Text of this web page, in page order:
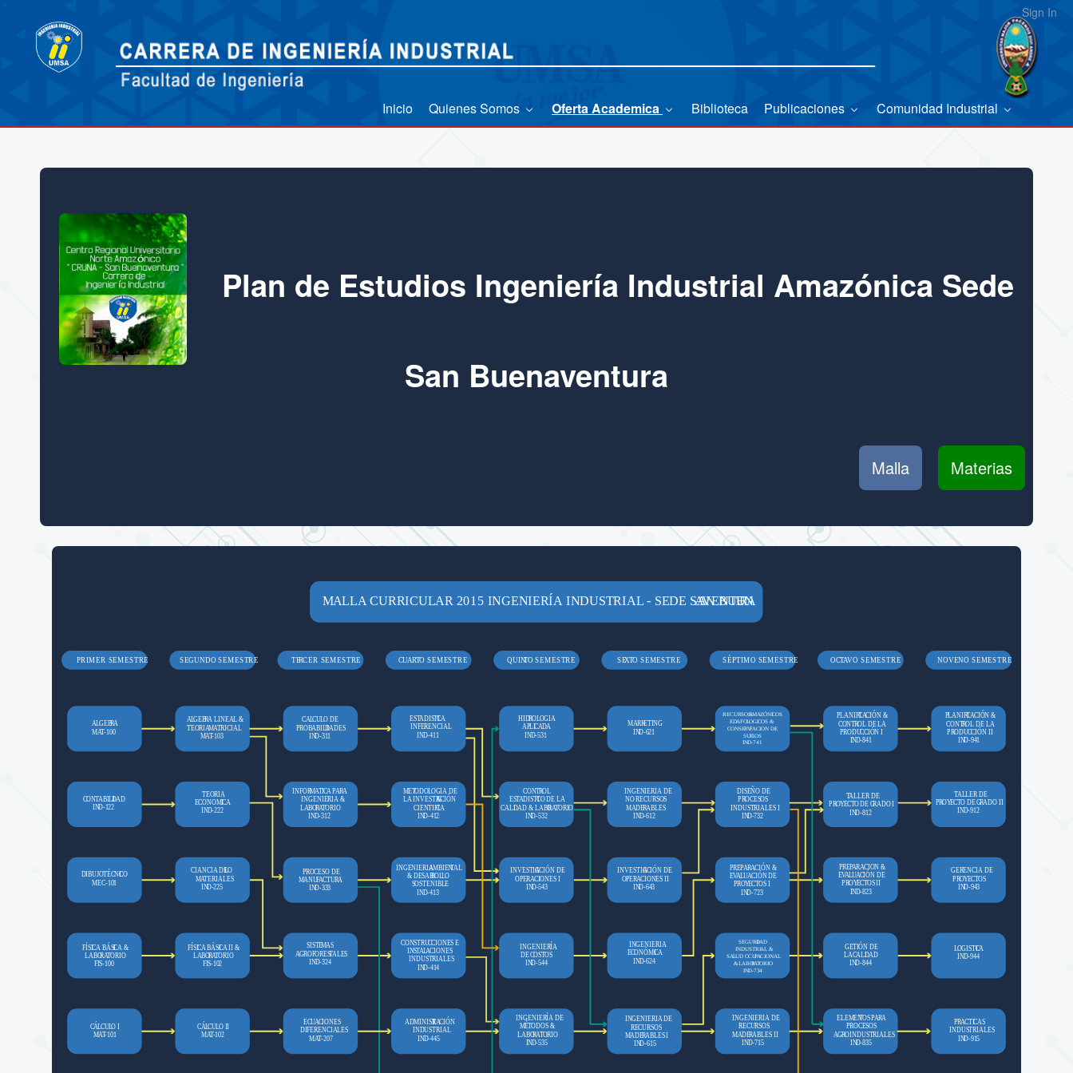
Sign In
Inicio Quienes Somos Oferta Academica Biblioteca Publicaciones Comunidad Industrial
Plan de Estudios Ingeniería Industrial Amazónica Sede
San Buenaventura
Materias
Malla
PRIMER SEMESTRE SEGUNDO SEMESTRE TERCER SEMESTRE CUARTO SEMESTRE QUINTO SEMESTRE SEXTO SEMESTRE SÉPTIMO SEMESTRE OCTAVO SEMESTRE NOVENO SEMESTRE
ALGEBRA
MAT-100
DIBUJOTÉCNICO
MEC-101
FÍSICA BÁSICA &
LABORATORIO
FIS-100
CÁLCULO I
MAT-101
CONTABILIDAD
IND-122
ALGEBRA LINEAL &
TEORIAMATRICIAL
MAT-103
CIANCIA DE
LO
MATERIALES
IND-225
FÍSICA BÁSICA II &
LABORATORIO
FIS-102
CÁLCULO II
MAT-102
TEORIA
ECONOMICA
IND-222
CALCULO DE
PROBABILIDADES
IND-311
PROCESO DE
MANUFACTURA
IND-333
SISTEMAS
AGROFORESTALES
IND-324
ECUACIONES
DIFERENCIALES
MAT-207
INFORMATICAPARA
INGENIERIA &
LABORATORIO
IND-312
ESTADISTICA
INFERENCIAL
IND-411
INGENIERIA
AMBIENTAL
& DESARROLLO
SOSTENIBLE
IND-413
CONSTRUCCIONES E
INSTALACIONES
INDUSTRIALES
IND-414
ADMINIST
RACIÓN
INDUSTRIAL
IND-445
METODOLOGIA DE
LA INVESTIG
ACIÓN
CIENTIFI
CA
IND-412
HIDROLOGIA
APLICADA
IND-531
INVESTIG
ACIÓN DE
OPERACIONES I
IND-543
INGENIERÍA
DECOSTOS
IND-544
INGENIERÍA DE
MÉTODOS &
LABORATORIO
IND-535
CONTROL
ESTADISTICO DE LA
CALIDAD & LABORATORIO
IND-532
MARKETING
IND-621
INVESTIG
ACIÓN DE
OPERACIONES II
IND-643
INGENIERIA
ECONÓMICA
IND-624
INGENIERIA DE
RECURSOS
MADERABLES I
IND-615
INGENIERIA DE
NO RECURSOS
MADERABLES
IND-612
RECURSOS
AMAZÓNICOS
EDAFOLOGICOS &
CONSERVFACION DE
SUELOS
IND-741
PREPARACIÓN &
EVALUACIÓN DE
PROYECTOS I
IND-723
SEGURIDAD
INDUSTRIAL &
SALUD OCUPACIONAL
& LABORATORIO
IND-734
INGENIERIA DE
RECURSOS
MADERABLES II
IND-715
DISEÑO DE
PROCESOS
INDUSTRIALES I
IND-732
PLANIFICACIÓN &
CONTROL DE LA
PRODUCCIÓN I
IND-841
PREPARACION &
EVALUACIÓN DE
PROYECTOS II
IND-823
GETIÓN DE
LACALIDAD
IND-844
ELEMENTOSPARA
PROCESOS
AGROINDUSTRIALES
IND-835
TALLER DE
PROYECTO DE GRADO I
IND-812
PLANIFICACIÓN &
CONTROL DE LA
PRODUCCIÓN II
IND-941
GERENCIA DE
PROYECTOS
IND-943
LOGISTICA
IND-944
PRACTICAS
INDUSTRIALES
IND-915
TALLER DE
PROYECTO DE GRADO II
IND-912
MALLA CURRICULAR 2015 INGENIERÍA INDUSTRIAL - SEDE SAN BUEN
AVENTU
RA